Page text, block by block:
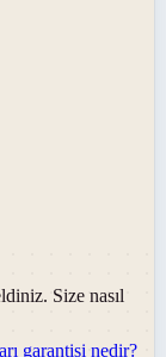
Size nasıl
garantisi nedir?